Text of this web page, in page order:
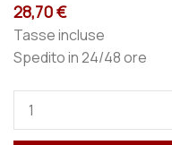
28,70 €
Tasse incluse
Spedito in 24/48 ore